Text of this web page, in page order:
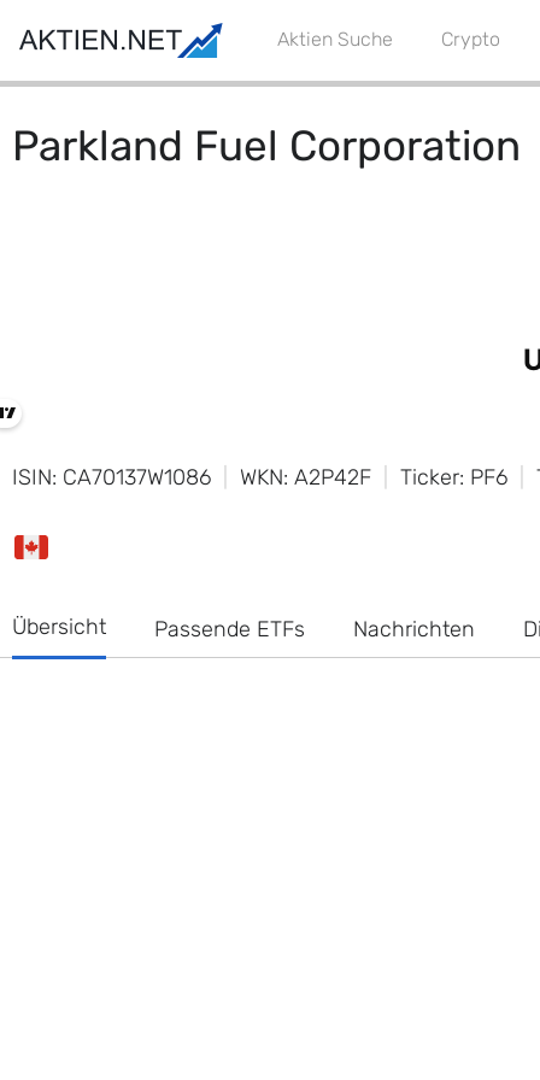
Aktien Suche Crypto
Parkland Fuel Corporation
ISIN: CA70137W1086 WKN: A2P42F Ticker: PF6
Übersicht Passende ETFs Nachrichten